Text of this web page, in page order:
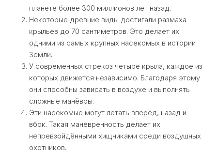
планете более 300 миллионов лет назад.
Некоторые древние виды достигали размаха
крыльев до 70 сантиметров. Это делает их
одними из самых крупных насекомых в истории
Земли.
У современных стрекоз четыре крыла, каждое из
которых движется независимо. Благодаря этому
они способны зависать в воздухе и выполнять
сложные манёвры.
Эти насекомые могут летать вперёд, назад и
вбок. Такая маневренность делает их
непревзойдёнными хищниками среди воздушных
охотников.